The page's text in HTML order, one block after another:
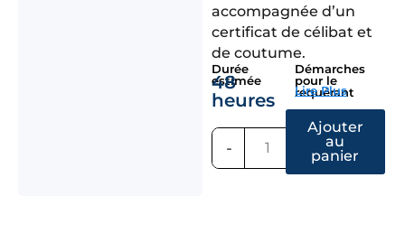
accompagnée d’un
certificat de célibat et
de coutume.
Durée
estimée
48
heures
Démarches
pour le
requérant
Lire Plus
- +
Ajouter
au
panier